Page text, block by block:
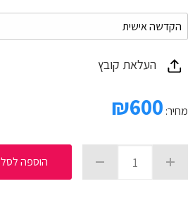
העלאת קובץ
מחיר: ₪600
הוספה לסל